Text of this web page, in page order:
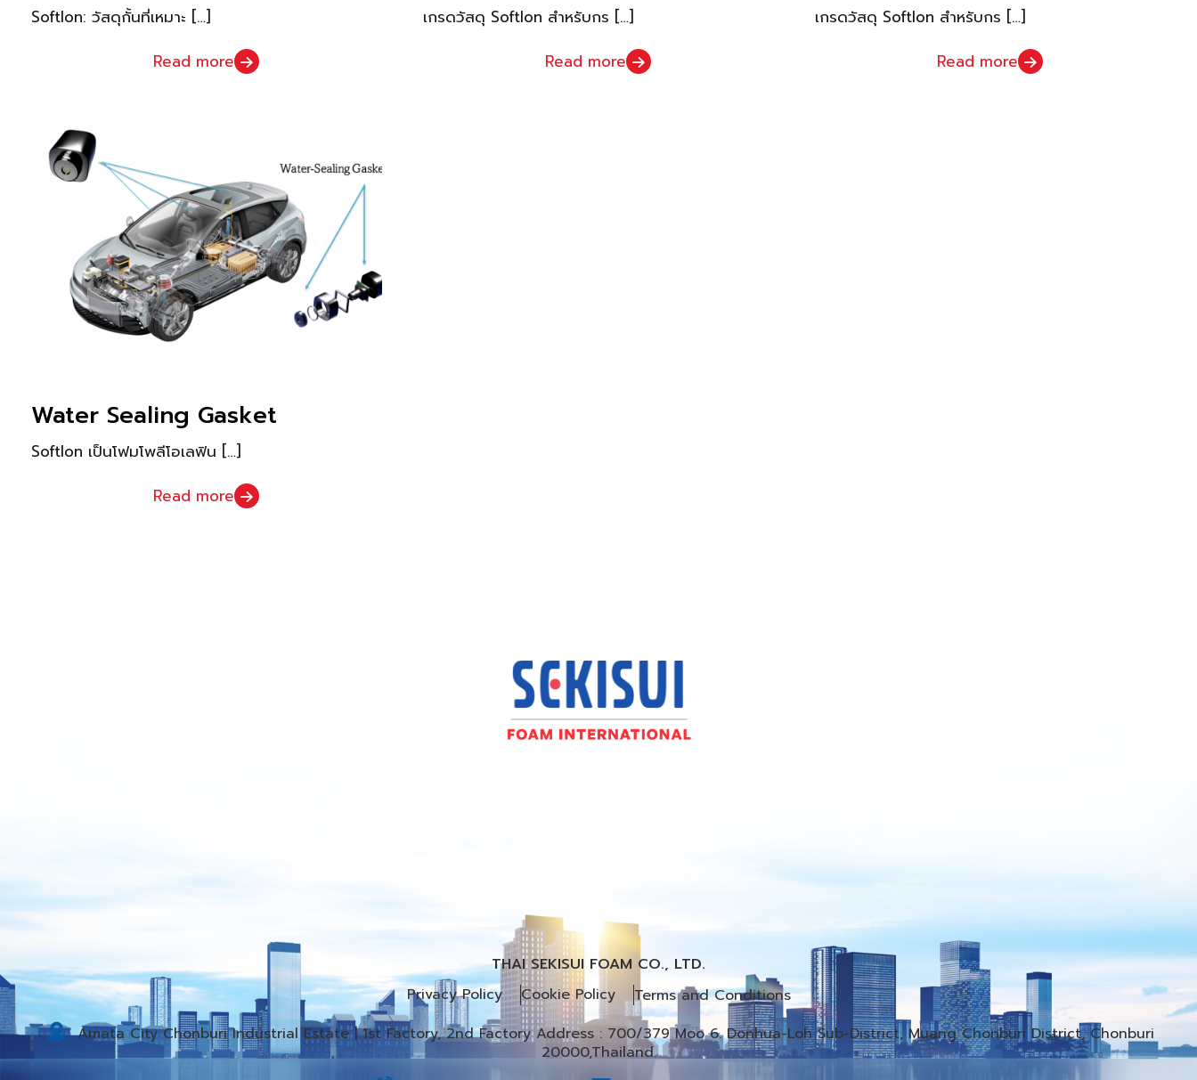
Softlon: วัสดุกั้นที่เหมาะ […]
Read more
เกรดวัสดุ Softlon สำหรับกร […]
Read more
เกรดวัสดุ Softlon สำหรับกร […]
Read more
Water Sealing Gasket
Softlon เป็นโฟมโพลีโอเลฟิน […]
Read more
THAI SEKISUI FOAM CO., LTD.
Privacy Policy
Cookie Policy
Terms and Conditions
Amata City Chonburi Industrial Estate | 1st Factory, 2nd Factory Address : 700/379 Moo 6. Donhua-Loh Sub-District, Muang Chonburi District, Chonburi
20000,Thailand.